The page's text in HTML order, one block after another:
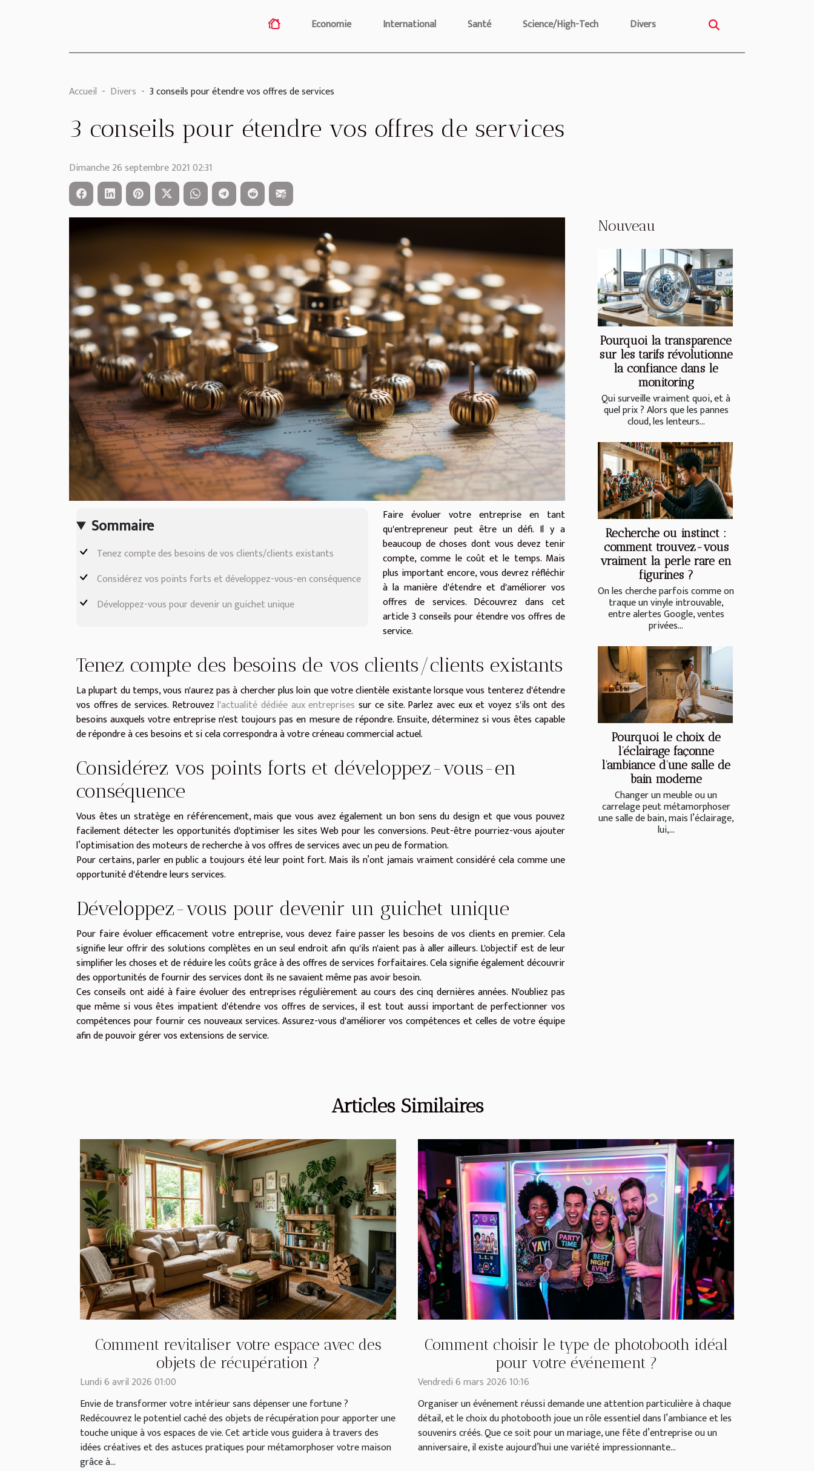
Economie International Santé Science/High-Tech Divers
Accueil Divers 3 conseils pour étendre vos offres de services
3 conseils pour étendre vos offres de services
Dimanche 26 septembre 2021 02:31
Sommaire
Tenez compte des besoins de vos clients/clients existants
Considérez vos points forts et développez-vous-en conséquence
Développez-vous pour devenir un guichet unique
Faire évoluer votre entreprise en tant
qu'entrepreneur peut être un défi. Il y a
beaucoup de choses dont vous devez tenir
compte, comme le coût et le temps. Mais
plus important encore, vous devrez réfléchir
à la manière d'étendre et d'améliorer vos
offres de services. Découvrez dans cet
article 3 conseils pour étendre vos offres de
service.
Tenez compte des besoins de vos clients/clients existants
La plupart du temps, vous n'aurez pas à chercher plus loin que votre clientèle existante lorsque vous tenterez d'étendre
vos offres de services. Retrouvezl'actualité dédiée aux entreprises sur ce site. Parlez avec eux et voyez s'ils ont des
besoins auxquels votre entreprise n'est toujours pas en mesure de répondre. Ensuite, déterminez si vous êtes capable
de répondre à ces besoins et si cela correspondra à votre créneau commercial actuel.
Considérez vos points forts et développez-vous-en
conséquence
Vous êtes un stratège en référencement, mais que vous avez également un bon sens du design et que vous pouvez
facilement détecter les opportunités d'optimiser les sites Web pour les conversions. Peut-être pourriez-vous ajouter
l’optimisation des moteurs de recherche à vos offres de services avec un peu de formation.
Pour certains, parler en public a toujours été leur point fort. Mais ils n’ont jamais vraiment considéré cela comme une
opportunité d'étendre leurs services.
Développez-vous pour devenir un guichet unique
Pour faire évoluer efficacement votre entreprise, vous devez faire passer les besoins de vos clients en premier. Cela
signifie leur offrir des solutions complètes en un seul endroit afin qu'ils n'aient pas à aller ailleurs. L'objectif est de leur
simplifier les choses et de réduire les coûts grâce à des offres de services forfaitaires. Cela signifie également découvrir
des opportunités de fournir des services dont ils ne savaient même pas avoir besoin.
Ces conseils ont aidé à faire évoluer des entreprises régulièrement au cours des cinq dernières années. N'oubliez pas
que même si vous êtes impatient d'étendre vos offres de services, il est tout aussi important de perfectionner vos
compétences pour fournir ces nouveaux services. Assurez-vous d'améliorer vos compétences et celles de votre équipe
afin de pouvoir gérer vos extensions de service.
Nouveau
Pourquoi la transparence
sur les tarifs révolutionne
la confiance dans le
monitoring
Qui surveille vraiment quoi, et à
quel prix ? Alors que les pannes
cloud, les lenteurs...
Recherche ou instinct :
comment trouvez-vous
vraiment la perle rare en
figurines ?
On les cherche parfois comme on
traque un vinyle introuvable,
entre alertes Google, ventes
privées...
Pourquoi le choix de
l’éclairage façonne
l’ambiance d’une salle de
bain moderne
Changer un meuble ou un
carrelage peut métamorphoser
une salle de bain, mais l’éclairage,
lui,...
Articles Similaires
Comment revitaliser votre espace avec des
objets de récupération ?
Lundi 6 avril 2026 01:00
Envie de transformer votre intérieur sans dépenser une fortune ?
Redécouvrez le potentiel caché des objets de récupération pour apporter une
touche unique à vos espaces de vie. Cet article vous guidera à travers des
idées créatives et des astuces pratiques pour métamorphoser votre maison
grâce à...
Comment choisir le type de photobooth idéal
pour votre événement ?
Vendredi 6 mars 2026 10:16
Organiser un événement réussi demande une attention particulière à chaque
détail, et le choix du photobooth joue un rôle essentiel dans l’ambiance et les
souvenirs créés. Que ce soit pour un mariage, une fête d’entreprise ou un
anniversaire, il existe aujourd’hui une variété impressionnante...